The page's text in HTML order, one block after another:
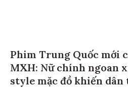
Phim Trung Quốc mới
MXH: Nữ chính ngoan
style mặc đồ khiến